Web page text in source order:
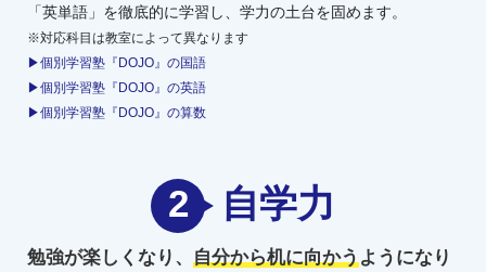
「英単語」を徹底的に学習し、学力の土台を固めます。
※対応科目は教室によって異なります
▶個別学習塾『DOJO』の国語
▶個別学習塾『DOJO』の英語
▶個別学習塾『DOJO』の算数
2 自学力
勉強が楽しくなり、 自分から机に向かうようになり